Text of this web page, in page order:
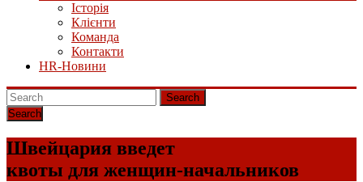
Історія
Клієнти
Команда
Контакти
HR-Новини
Search
Швейцария введет
квоты для женщин-начальников